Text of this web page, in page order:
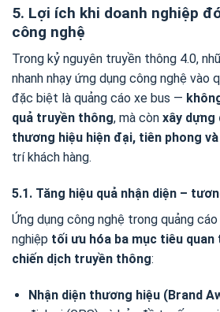
5. Lợi ích khi doanh nghiệp
công nghệ
Trong kỷ nguyên truyền thông 4.0,
nhanh nhạy ứng dụng công nghệ vào
đặc biệt là quảng cáo xe bus —
quả truyền thông, mà còn xây dựng
thương hiệu hiện đại, tiên phong
trí khách hàng.
5.1. Tăng hiệu quả nhận diện –
Ứng dụng công nghệ trong quảng
nghiệp tối ưu hóa ba mục tiêu
chiến dịch truyền thông:
Nhận diện thương hiệu (Brand